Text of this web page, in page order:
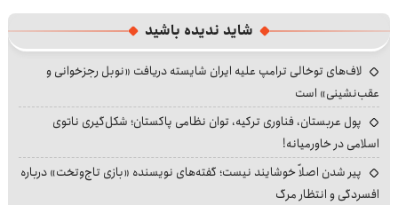
شاید ندیده باشید
لاف‌های توخالی ترامپ علیه ایران شایسته دریافت «نوبل رجزخوانی و
عقب‌نشینی» است
پول عربستان، فناوری ترکیه، توان نظامی پاکستان؛ شکل‌گیری ناتوی
اسلامی در خاورمیانه!
پیر شدن اصلاً خوشایند نیست؛ گفته‌های نویسنده «بازی تاج‌وتخت» درباره
افسردگی و انتظار مرگ